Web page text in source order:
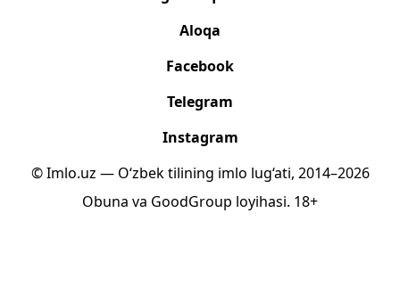
Aloqa
Facebook
Telegram
Instagram
© Imlo.uz — O‘zbek tilining imlo lug‘ati, 2014–2026
Obuna va GoodGroup loyihasi. 18+